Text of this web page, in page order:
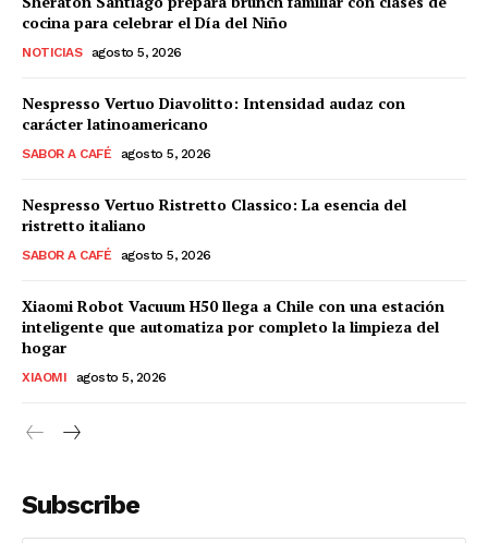
cocina para celebrar el Día del Niño
NOTICIAS agosto 5, 2026
Nespresso Vertuo Diavolitto: Intensidad audaz con
carácter latinoamericano
SABOR A CAFÉ agosto 5, 2026
Nespresso Vertuo Ristretto Classico: La esencia del
ristretto italiano
SABOR A CAFÉ agosto 5, 2026
Xiaomi Robot Vacuum H50 llega a Chile con una estación
inteligente que automatiza por completo la limpieza del
hogar
XIAOMI agosto 5, 2026
Subscribe